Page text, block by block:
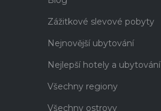
Zážitkové slevové pobyty
Nejnovější ubytování
Nejlepší hotely a ubytování
Všechny regiony
Všechny ostrovy